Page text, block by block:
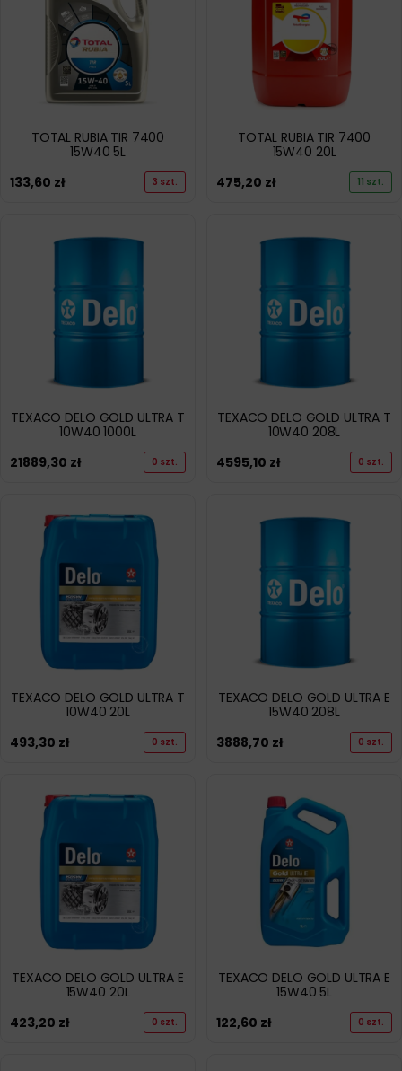
TOTAL RUBIA TIR 7400
15W40 5L
133,60 zł 3 szt.
TOTAL RUBIA TIR 7400
15W40 20L
475,20 zł 11 szt.
TEXACO DELO GOLD ULTRA T
10W40 1000L
21889,30 zł 0 szt.
TEXACO DELO GOLD ULTRA T
10W40 208L
4595,10 zł 0 szt.
TEXACO DELO GOLD ULTRA T
10W40 20L
493,30 zł 0 szt.
TEXACO DELO GOLD ULTRA E
15W40 208L
3888,70 zł 0 szt.
TEXACO DELO GOLD ULTRA E
15W40 20L
423,20 zł 0 szt.
TEXACO DELO GOLD ULTRA E
15W40 5L
122,60 zł 0 szt.